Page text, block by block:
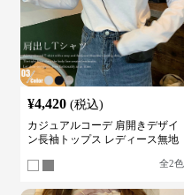
¥4,420 (税込)
カジュアルコーデ 肩開きデザイ
ン長袖トップス レディース無地
全2色